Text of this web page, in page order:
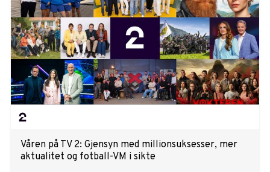
Våren på TV 2: Gjensyn med millionsuksesser, mer
aktualitet og fotball-VM i sikte